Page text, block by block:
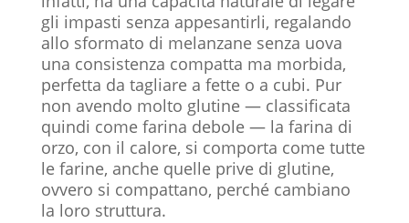
gli impasti senza appesantirli, regalando
allo sformato di melanzane senza uova
una consistenza compatta ma morbida,
perfetta da tagliare a fette o a cubi. Pur
non avendo molto glutine — classificata
quindi come farina debole — la farina di
orzo, con il calore, si comporta come tutte
le farine, anche quelle prive di glutine,
ovvero si compattano, perché cambiano
la loro struttura.